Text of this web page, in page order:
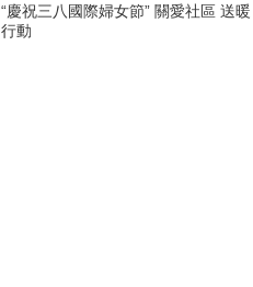
“慶祝三八國際婦女節” 關愛社區 送暖
行動